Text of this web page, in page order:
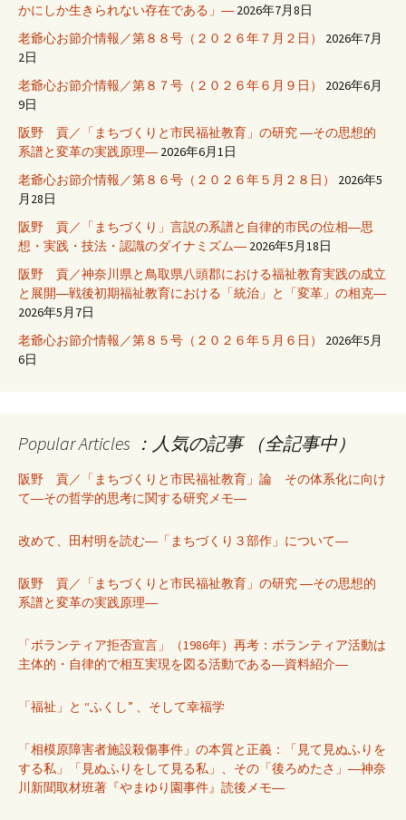
かにしか生きられない存在である」― 2026年7月8日
老爺心お節介情報／第８８号（２０２６年７月２日）
2026年7月
2日
老爺心お節介情報／第８７号（２０２６年６月９日）
2026年6月
9日
阪野 貢／「まちづくりと市民福祉教育」の研究 ―その思想的
系譜と変革の実践原理― 2026年6月1日
老爺心お節介情報／第８６号（２０２６年５月２８日）
2026年5
月28日
阪野 貢／「まちづくり」言説の系譜と自律的市民の位相―思
想・実践・技法・認識のダイナミズム― 2026年5月18日
阪野 貢／神奈川県と鳥取県八頭郡における福祉教育実践の成立
と展開―戦後初期福祉教育における「統治」と「変革」の相克―
2026年5月7日
老爺心お節介情報／第８５号（２０２６年５月６日）
2026年5月
6日
Popular Articles ：人気の記事 （全記事中）
阪野 貢／「まちづくりと市民福祉教育」論 その体系化に向け
て―その哲学的思考に関する研究メモ―
改めて、田村明を読む―「まちづくり３部作」について―
阪野 貢／「まちづくりと市民福祉教育」の研究 ―その思想的
系譜と変革の実践原理―
「ボランティア拒否宣言」（1986年）再考：ボランティア活動は
主体的・自律的で相互実現を図る活動である―資料紹介―
「福祉」と “ふくし” 、そして幸福学
「相模原障害者施設殺傷事件」の本質と正義：「見て見ぬふりを
する私」「見ぬふりをして見る私」、その「後ろめたさ」―神奈
川新聞取材班著『やまゆり園事件』読後メモ―